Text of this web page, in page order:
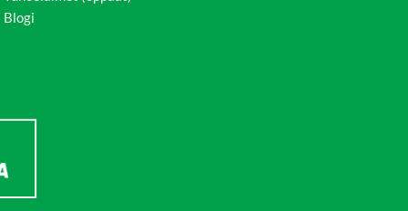
Blogi